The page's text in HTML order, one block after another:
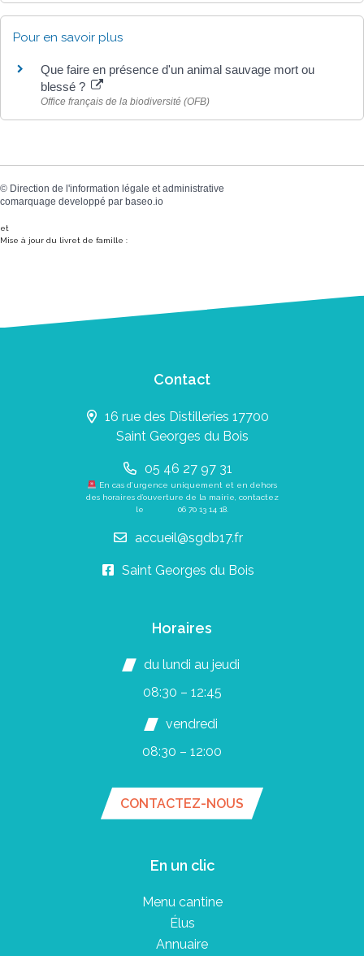
Pour en savoir plus
Que faire en présence d'un animal sauvage mort ou
blessé ?
Office français de la biodiversité (OFB)
© Direction de l'information légale et administrative
comarquage developpé par baseo.io
et
Mise à jour du livret de famille :
Contact
16 rue des Distilleries 17700
Saint Georges du Bois
05 46 27 97 31
En cas d’urgence uniquement et en dehors
des horaires d’ouverture de la mairie, contactez
le 06 70 13 14 18
accueil@sgdb17.fr
Saint Georges du Bois
Horaires
du lundi au jeudi
08:30 – 12:45
vendredi
08:30 – 12:00
CONTACTEZ-NOUS
En un clic
Menu cantine
Élus
Annuaire